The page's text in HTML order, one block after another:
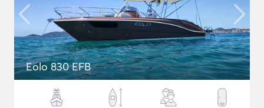
Eolo 830 EFB